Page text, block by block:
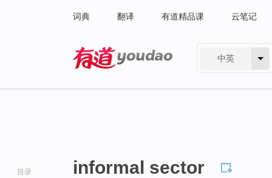
词典 翻译 有道精品课 云笔记
中英
目录 informal sector